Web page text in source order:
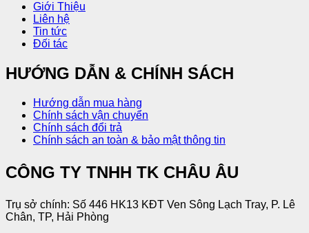
Giới Thiệu
Liên hệ
Tin tức
Đối tác
HƯỚNG DẪN & CHÍNH SÁCH
Hướng dẫn mua hàng
Chính sách vận chuyển
Chính sách đổi trả
Chính sách an toàn & bảo mật thông tin
CÔNG TY TNHH TK CHÂU ÂU
Trụ sở chính: Số 446 HK13 KĐT Ven Sông Lạch Tray, P. Lê
Chân, TP, Hải Phòng